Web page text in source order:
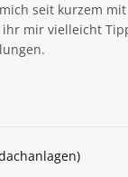
seit kurzem
mir vielleicht